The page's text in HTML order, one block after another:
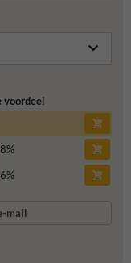
voordeel
%
%
mail